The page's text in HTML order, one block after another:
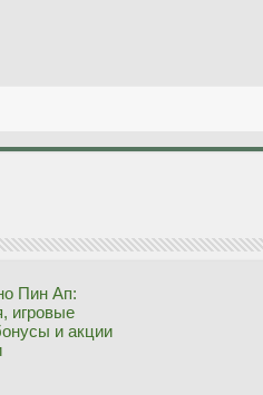
Пин Ап:
игровые
и акции